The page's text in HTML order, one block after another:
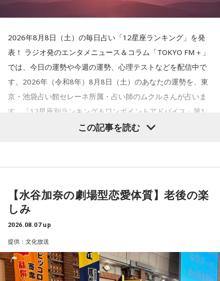
下村「リアルすぎて、本当の情報なのに『これ、本当な
の？』と疑われるようになっちゃった。これは深刻です」
長野 「うわぁ……」
2026年8月8日（土）の毎日占い「12星座ランキング」を発
表！ ラジオ発のエンタメニュース＆コラム「TOKYO FM＋」
では、今日の運勢や今週の運勢、心理テストなどを配信中で
す。2026年（令和8年）8月8日（土）のあなたの運勢を、東
京・池袋占い館セレーネ所属・占い師のムクルさんが占いま
す。「12星座別ランキング＆ワンポイントアドバイス」第1
位は双子座（ふたご座）！ あなたの星座は何位……？
【1位】双子座（ふたご座）
あなたらしく過ごすことで運気がアップする日です。まわり
の人たちがどう思うか、どう考えるかに流されずに、あなた
がどう感じるか、どうしたいかで選択していくと良い流れが
やってきます。
この記事を読む
【水谷加奈の劇場型恋愛体質】老後の楽
しみ
2026.08.07 up
提供：文化放送